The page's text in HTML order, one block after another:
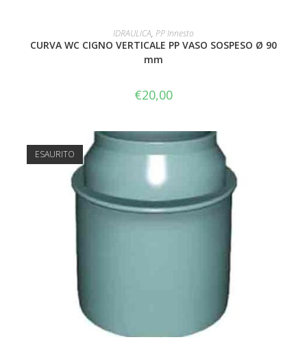
AGGIUNGI AL CARRELLO
IDRAULICA, PP Innesto
CURVA WC CIGNO VERTICALE PP VASO SOSPESO Ø 90
mm
€20,00
ESAURITO